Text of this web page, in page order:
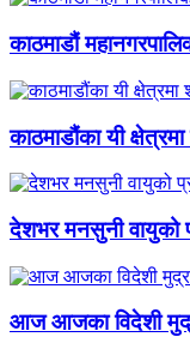
काठमाडौं
काठमाडौंका यी
देशभर मनसुनी वायुको
आज आजका विदेशी